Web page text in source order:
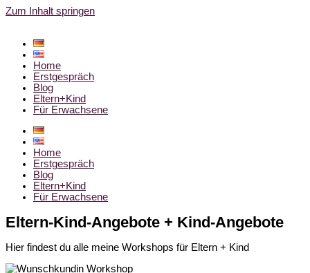
Zum Inhalt springen
Home
Erstgespräch
Blog
Eltern+Kind
Für Erwachsene
Home
Erstgespräch
Blog
Eltern+Kind
Für Erwachsene
Eltern-Kind-Angebote + Kind-Angebote
Hier findest du alle meine Workshops für Eltern + Kind